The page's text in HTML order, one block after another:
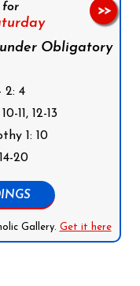
for
Obligatory
2: 4
11, 12-13
1: 10
20
Gallery. Get it here
>>